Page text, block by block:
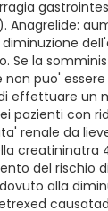
Anagrelide:
Se la
puo' essere
effettuare un
pazienti con
renale da
creatininatra
del rischio
alla